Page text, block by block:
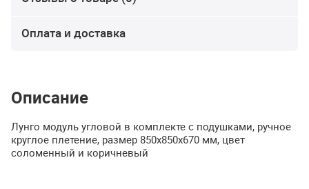
Оплата и доставка
Описание
Лунго модуль угловой в комплекте с подушками, ручное
круглое плетение, размер 850х850х670 мм, цвет
соломенный и коричневый